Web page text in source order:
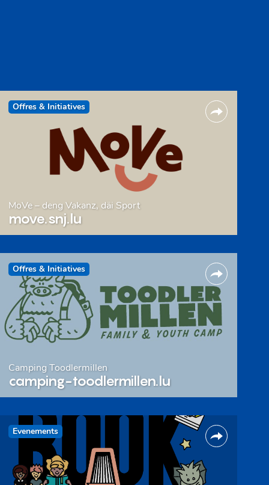
Offres & Initiatives
MoVe – deng Vakanz, däi Sport
move.snj.lu
Offres & Initiatives
Camping Toodlermillen
camping-toodlermillen.lu
Evenements